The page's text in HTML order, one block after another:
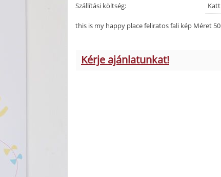
Szállítási költség:
this is my happy place feliratos fali kép Méret
Kérje ajánlatunkat!